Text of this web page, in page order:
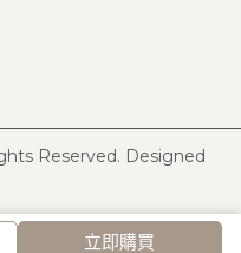
立即購買
Reserved. Designed